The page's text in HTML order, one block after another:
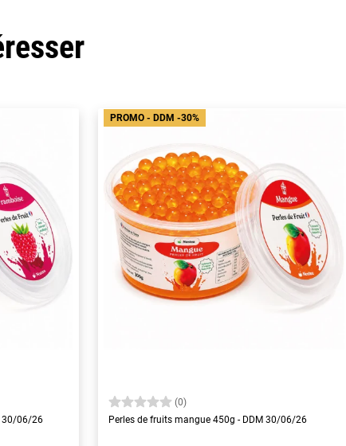
30/06/26
(0)
Perles de fruits mangue 450g - DDM 30/06/26
PROMO - DDM -30%